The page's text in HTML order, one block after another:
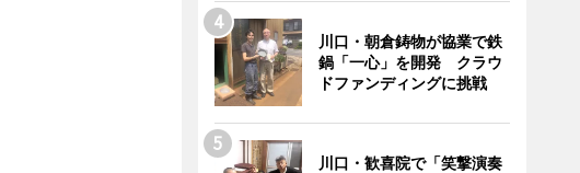
川口・朝倉鋳物が協業で鉄
鍋「一心」を開発 クラウ
ドファンディングに挑戦
川口・歓喜院で「笑撃演奏